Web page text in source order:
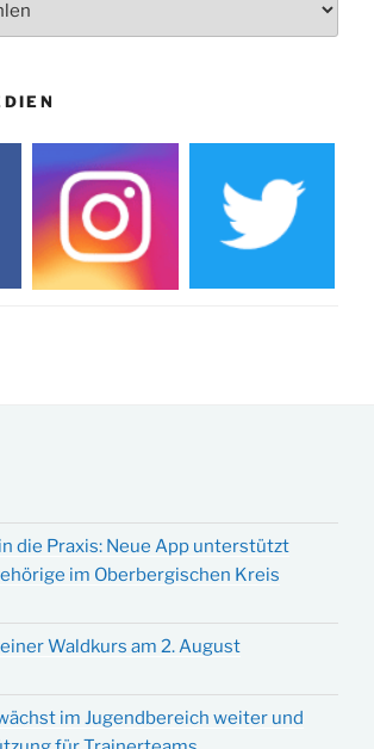
die Praxis: Neue App unterstützt
im Oberbergischen Kreis
Waldkurs am 2. August
im Jugendbereich weiter und